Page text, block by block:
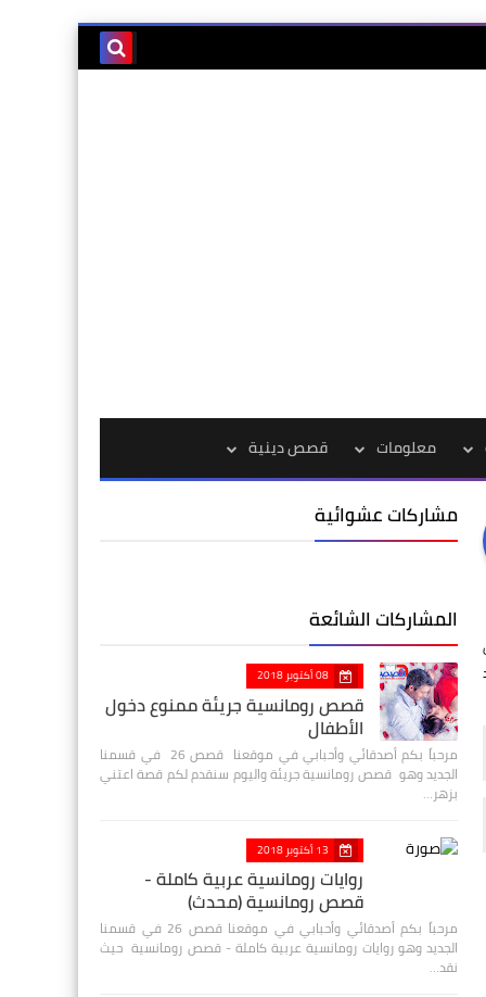
معلومات قصص دينية
مشاركات عشوائية
المشاركات الشائعة
08 أكتوبر 2018
قصص رومانسية جريئة ممنوع دخول
الأطفال
مرحباً بكم أصدقائي وأحبابي في موقعنا قصص 26 في قسمنا
الجديد وهو قصص رومانسية جريئة واليوم سنقدم لكم قصة اعتني
بزهر…
13 أكتوبر 2018
روايات رومانسية عربية كاملة -
قصص رومانسية (محدث)
مرحباً بكم أصدقائي وأحبابي في موقعنا قصص 26 في قسمنا
الجديد وهو روايات رومانسية عربية كاملة - قصص رومانسية حيث
نقد…